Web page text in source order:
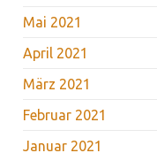
Mai 2021
April 2021
März 2021
Februar 2021
Januar 2021